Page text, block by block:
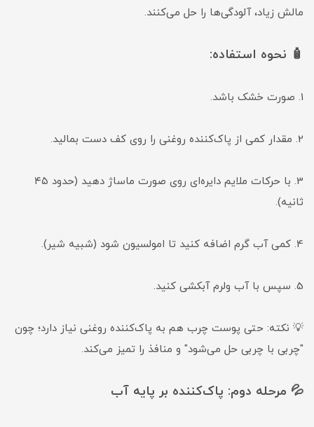
مالش زیاد، آلودگی‌ها را حل می‌کنند.
🧴 نحوه استفاده:
1. صورت خشک باشد.
2. مقدار کمی از پاک‌کننده روغنی را روی کف دست بمالید.
3. با حرکات ملایم دایره‌ای روی صورت ماساژ دهید (حدود ۴۵
ثانیه).
4. کمی آب گرم اضافه کنید تا امولسیون شود (شبیه شیر).
5. سپس با آب ولرم آبکشی کنید.
💡 نکته: حتی پوست چرب هم به پاک‌کننده روغنی نیاز دارد؛ چون
"چربی با چربی حل می‌شود" و منافذ را تمیز می‌کند.
💦 مرحله دوم: پاک‌کننده بر پایه آب